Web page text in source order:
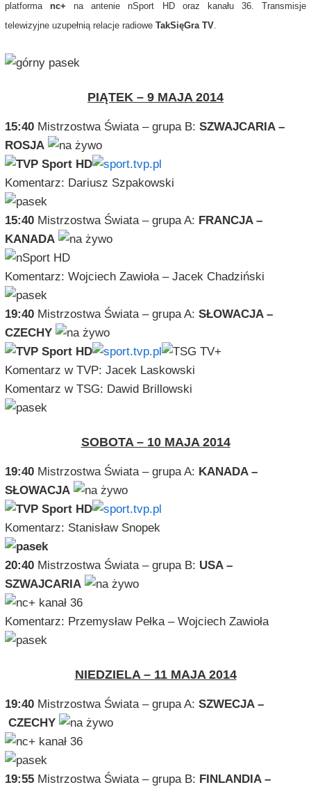
platformanc+ na antenie nSport HD oraz kanału 36. Transmisje
telewizyjne uzupełnią relacje radiowe TakSięGra TV.
PIĄTEK – 9 MAJA 2014
15:40Mistrzostwa Świata – grupa B: SZWAJCARIA –
ROSJA
Komentarz: Dariusz Szpakowski
15:40Mistrzostwa Świata – grupa A: FRANCJA –
KANADA
Komentarz: Wojciech Zawioła – Jacek Chadziński
19:40Mistrzostwa Świata – grupa A: SŁOWACJA –
CZECHY
Komentarz w TVP: Jacek Laskowski
Komentarz w TSG: Dawid Brillowski
SOBOTA – 10 MAJA 2014
19:40Mistrzostwa Świata – grupa A: KANADA –
SŁOWACJA
Komentarz: Stanisław Snopek
20:40Mistrzostwa Świata – grupa B: USA –
SZWAJCARIA
Komentarz: Przemysław Pełka – Wojciech Zawioła
NIEDZIELA – 11 MAJA 2014
19:40Mistrzostwa Świata – grupa A: SZWECJA –
CZECHY
19:55Mistrzostwa Świata – grupa B: FINLANDIA –